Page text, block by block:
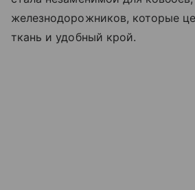
железнодорожников, которые
ткань и удобный крой.